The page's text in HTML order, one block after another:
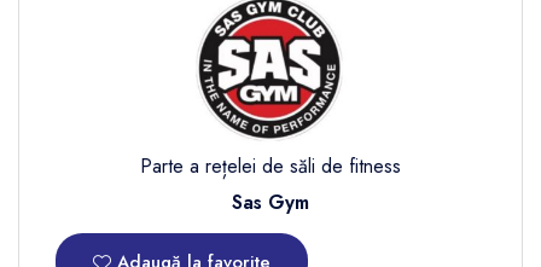
Parte a rețelei de săli de fitness
Sas Gym